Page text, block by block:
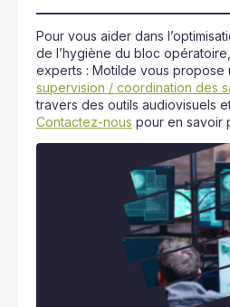
Pour vous aider dans
de l’hygiène du bloc
experts : Motilde vous propose
supervision / coordination des
travers des outils audiovisuels
Contactez-nous pour en savoir